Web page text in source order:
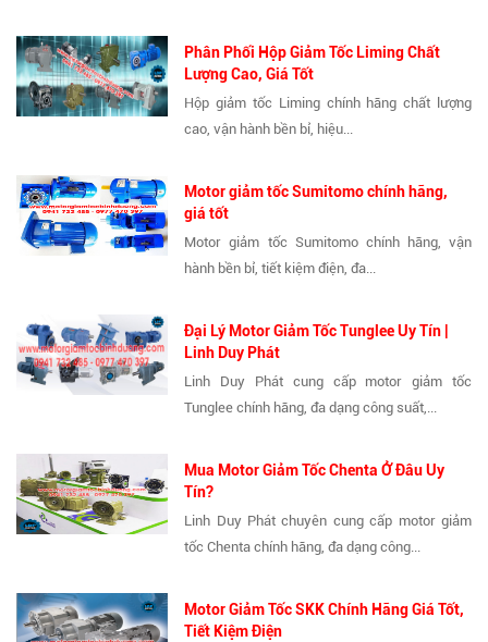
Phân Phối Hộp Giảm Tốc Liming Chất
Lượng Cao, Giá Tốt
Hộp giảm tốc Liming chính hãng chất lượng
cao, vận hành bền bỉ, hiệu...
Motor giảm tốc Sumitomo chính hãng,
giá tốt
Motor giảm tốc Sumitomo chính hãng, vận
hành bền bỉ, tiết kiệm điện, đa...
Đại Lý Motor Giảm Tốc Tunglee Uy Tín |
Linh Duy Phát
Linh Duy Phát cung cấp motor giảm tốc
Tunglee chính hãng, đa dạng công suất,...
Mua Motor Giảm Tốc Chenta Ở Đâu Uy
Tín?
Linh Duy Phát chuyên cung cấp motor giảm
tốc Chenta chính hãng, đa dạng công...
Motor Giảm Tốc SKK Chính Hãng Giá Tốt,
Tiết Kiệm Điện